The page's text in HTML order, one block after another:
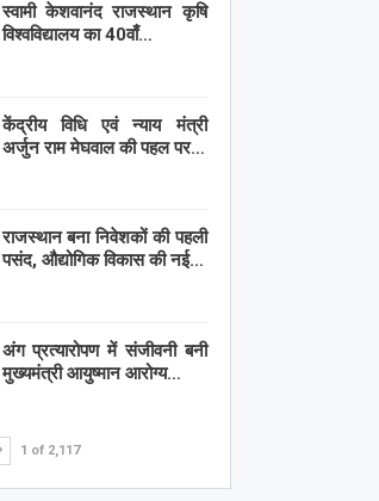
स्वामी केशवानंद राजस्थान कृषि
विश्वविद्यालय का 40वाँ…
केंद्रीय विधि एवं न्याय मंत्री
अर्जुन राम मेघवाल की पहल पर…
राजस्थान बना निवेशकों की पहली
पसंद, औद्योगिक विकास की नई…
अंग प्रत्यारोपण में संजीवनी बनी
मुख्यमंत्री आयुष्मान आरोग्य…
1 of 2,117